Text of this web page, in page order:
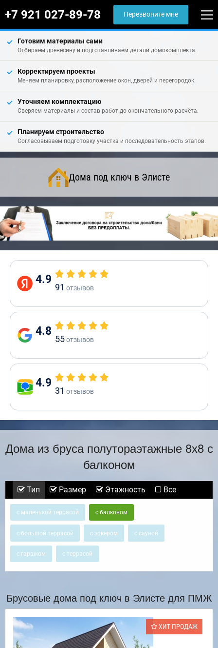
+7 921 027-89-78 Перезвоните мне
Готовим материалы сами
Отбираем древесину и подготавливаем детали домокомплекта.
Корректируем проекты
Меняем планировку, расположение окон, дверей и перегородок.
Уточняем комплектацию
Сверяем материалы и состав работ до окончательного расчёта.
Планируем строительство
Согласовываем подготовку участка и последовательность этапов.
Дома под ключ в Элисте
4.9
91 отзывов
4.8
55отзывов
4.9
31 отзывов
Дома из бруса полутораэтажные 8х8 с
балконом
Тип Размер Этажность Все
с маленькой террасой с балконом
с большой террасой с эркером с сауной
с гаражом с террасой
Брусовые дома под ключ в Элисте для ПМЖ
ХИТ ПРОДАЖ